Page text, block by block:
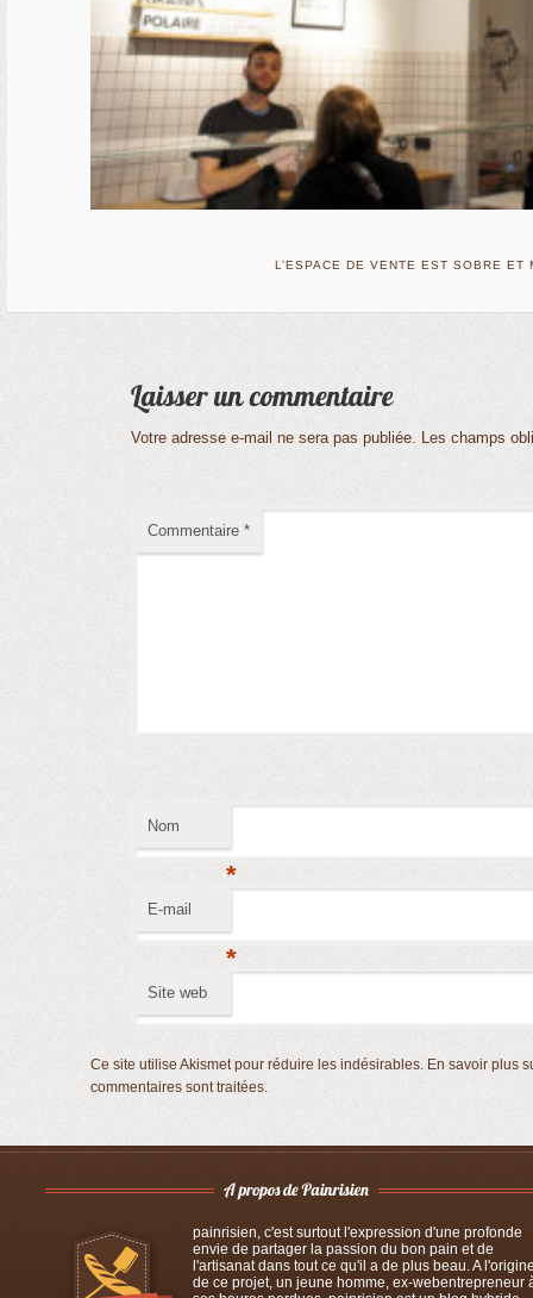
L’ESPACE DE VENTE EST SOBRE ET
Votre adresse e-mail ne sera pas publiée. Les champs
Commentaire*
Nom
*
E-mail
*
Site web
Ce site utilise Akismet pour réduire les indésirables. En savoir plus
commentaires sont traitées.
painrisien, c'est surtout l'expression d'une profonde
envie de partager la passion du bon pain et de
l'artisanat dans tout ce qu'il a de plus beau. A
de ce projet, un jeune homme, ex-webentrepreneur